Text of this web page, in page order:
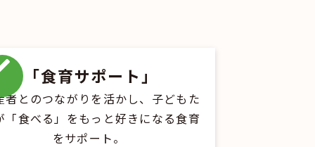
「食育サポート」
者とのつながりを活かし、子どもた
「食べる」をもっと好きになる食育
をサポート。